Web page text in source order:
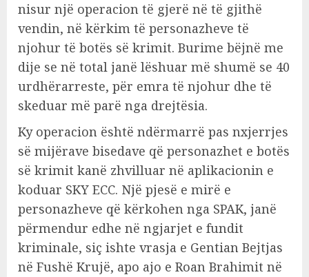
nisur një operacion të gjerë në të gjithë
vendin, në kërkim të personazheve të
njohur të botës së krimit. Burime bëjnë me
dije se në total janë lëshuar më shumë se 40
urdhërarreste, për emra të njohur dhe të
skeduar më parë nga drejtësia.
Ky operacion është ndërmarrë pas nxjerrjes
së mijërave bisedave që personazhet e botës
së krimit kanë zhvilluar në aplikacionin e
koduar SKY ECC. Një pjesë e mirë e
personazheve që kërkohen nga SPAK, janë
përmendur edhe në ngjarjet e fundit
kriminale, siç ishte vrasja e Gentian Bejtjas
në Fushë Krujë, apo ajo e Roan Brahimit në